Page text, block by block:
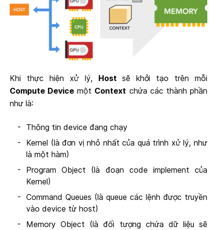
Khi thực hiện xử lý, Host sẽ khởi tạo trên mỗi
Compute Device một Context chứa các thành phần
như là:
Thông tin device đang chạy
Kernel (là đơn vị nhỏ nhất của quá trình xử lý, như
là một hàm)
Program Object (là đoạn code implement của
Kernel)
Command Queues (là queue các lệnh được truyền
vào device từ host)
Memory Object (là đối tượng chứa dữ liệu sẽ